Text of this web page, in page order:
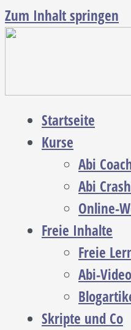
Zum Inhalt springen
Startseite
Kurse
Abi
Abi
Online-
Freie Inhalte
Freie
Abi-
Skripte und Co